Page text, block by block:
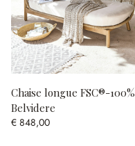
Chaise longue FSC®-100%
Belvidere
€ 848,00